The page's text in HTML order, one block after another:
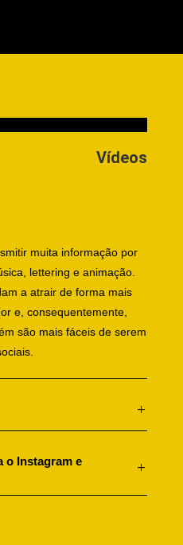
Vídeos
muita informação por
lettering e animação.
a atrair de forma mais
e, consequentemente,
são mais fáceis de serem
o Instagram e